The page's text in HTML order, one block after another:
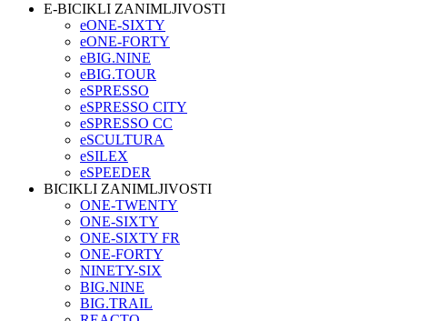
E-BICIKLI ZANIMLJIVOSTI
eONE-SIXTY
eONE-FORTY
eBIG.NINE
eBIG.TOUR
eSPRESSO
eSPRESSO CITY
eSPRESSO CC
eSCULTURA
eSILEX
eSPEEDER
BICIKLI ZANIMLJIVOSTI
ONE-TWENTY
ONE-SIXTY
ONE-SIXTY FR
ONE-FORTY
NINETY-SIX
BIG.NINE
BIG.TRAIL